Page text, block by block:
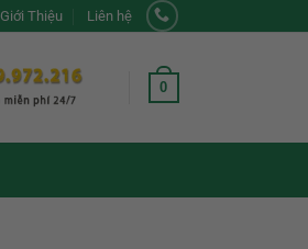
Giới Thiệu Liên hệ
0